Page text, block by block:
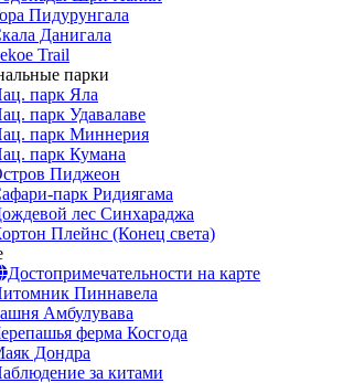
Пидурунгала
Данигала
Trail
парки
парк Яла
парк Удавалаве
парк Миннерия
парк Кумана
Пиджеон
парк Ридиягама
лес Синхараджа
Плейнс (Конец света)
Достопримечательности на карте
Пиннавела
Амбулувава
ферма Косгода
Дондра
за китами